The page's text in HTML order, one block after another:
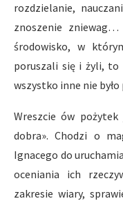
rozdzielanie,
znoszenie
środowisko, w
poruszali się i żyli, to
wszystko inne nie
Wreszcie ów
dobra». Chodzi o
Ignacego do
oceniania ich
zakresie wiary,